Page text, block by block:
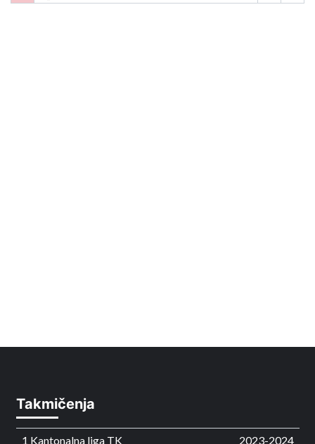
Takmičenja
1 Kantonalna liga TK
2023-2024